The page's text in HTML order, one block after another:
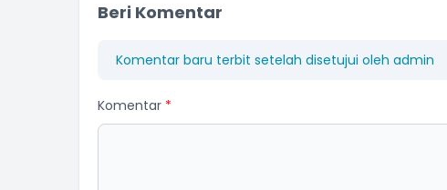
Beri Komentar
Komentar baru terbit setelah disetujui oleh admin
Komentar *